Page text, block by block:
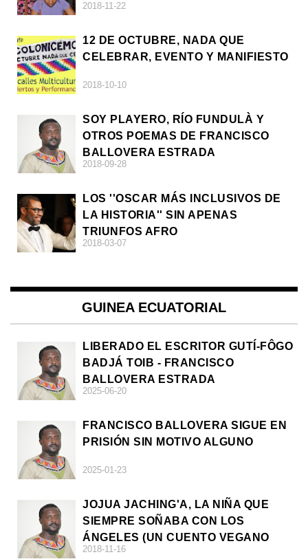
2018-11-22
12 DE OCTUBRE, NADA QUE
CELEBRAR, EVENTO Y MANIFIESTO
2018-10-10
SOY PLAYERO, RÍO FUNDULÀ Y
OTROS POEMAS DE FRANCISCO
BALLOVERA ESTRADA
2018-09-28
LOS ''OSCAR MÁS INCLUSIVOS DE
LA HISTORIA'' SIN APENAS
TRIUNFOS AFRO
2018-03-07
GUINEA ECUATORIAL
LIBERADO EL ESCRITOR GUTÍ-FÔGO
BADJÁ TOIB - FRANCISCO
BALLOVERA ESTRADA
2025-06-20
FRANCISCO BALLOVERA SIGUE EN
PRISIÓN SIN MOTIVO ALGUNO
2025-01-23
JOJUA JACHING'A, LA NIÑA QUE
SIEMPRE SOÑABA CON LOS
ÁNGELES (UN CUENTO VEGANO
AFRICANO)
2018-11-16